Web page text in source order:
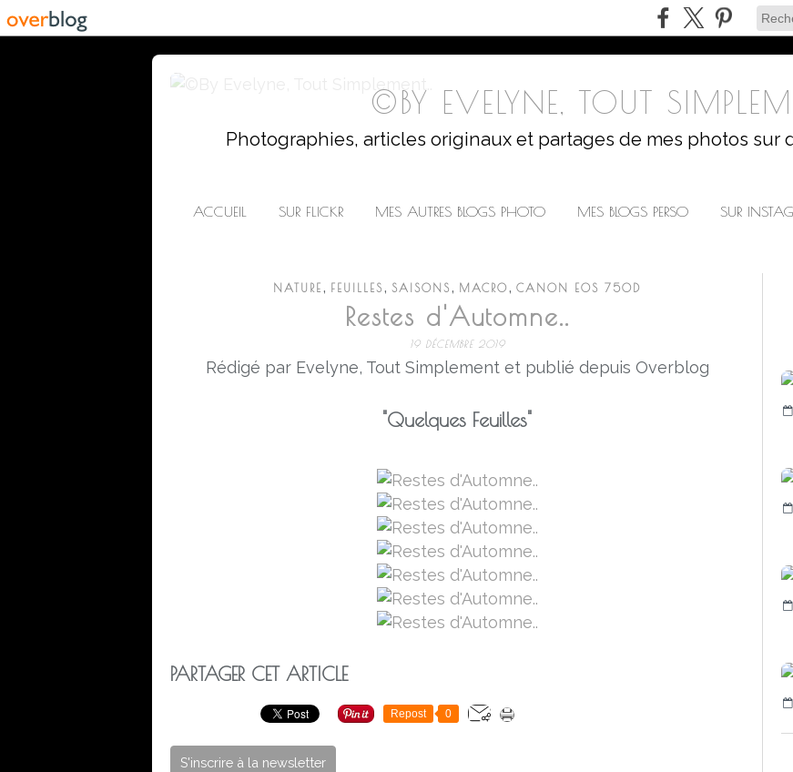
©BY EVELYNE, TOUT
Photographies, articles originaux et partages de mes photos sur
ACCUEIL SUR FLICKR MES AUTRES BLOGS PHOTO MES BLOGS PERSO SUR
NATURE , FEUILLES , SAISONS , MACRO , CANON EOS 750D
Restes d'Automne..
19 DÉCEMBRE 2019
Rédigé par Evelyne, Tout Simplement et publié depuis Overblog
"Quelques Feuilles"
PARTAGER CET ARTICLE
Repost 0
S'inscrire à la newsletter